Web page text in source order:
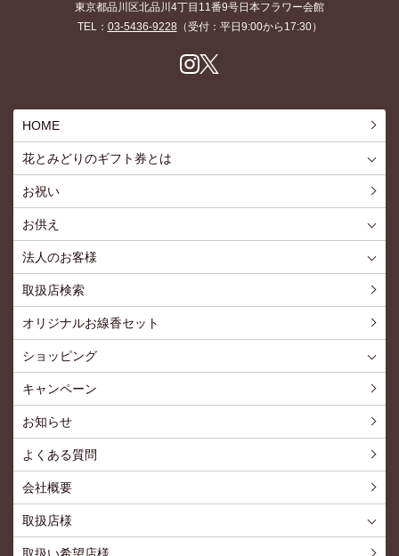
東京都品川区北品川4丁目11番9号日本フラワー会館
TEL： 03-5436-9228 （受付：平日9:00から17:30）
HOME
花とみどりのギフト券とは
お祝い
お供え
法人のお客様
取扱店検索
オリジナルお線香セット
ショッピング
キャンペーン
お知らせ
よくある質問
会社概要
取扱店様